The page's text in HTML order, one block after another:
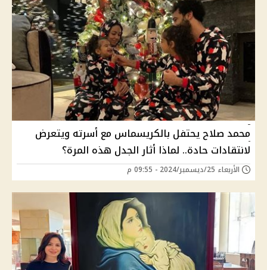
محمد صلاح يحتفل بالكريسماس مع أسرته ويتعرض
لانتقادات حادة.. لماذا أثار الجدل هذه المرة؟
الأربعاء 25/ديسمبر/2024 - 09:55 م